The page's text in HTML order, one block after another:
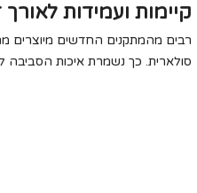
קיימות ועמידות לאורך
רבים מהמתקנים החדשים מיוצרים
סולארית. כך נשמרת איכות הסביבה